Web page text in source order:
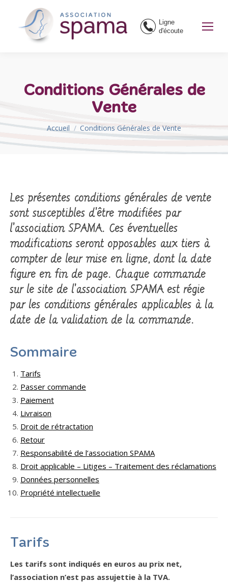
Ligne
d'écoute
Conditions Générales de
Vente
Vous êtes ici :
Accueil Conditions Générales de Vente
Les présentes conditions générales de vente
sont susceptibles d’être modifiées par
l’association SPAMA. Ces éventuelles
modifications seront opposables aux tiers à
compter de leur mise en ligne, dont la date
figure en fin de page. Chaque commande
sur le site de l’association SPAMA est régie
par les conditions générales applicables à la
date de la validation de la commande.
Sommaire
Tarifs
Passer commande
Paiement
Livraison
Droit de rétractation
Retour
Responsabilité de l’association SPAMA
Droit applicable – Litiges – Traitement des réclamations
Données personnelles
Propriété intellectuelle
Tarifs
Les tarifs sont indiqués en euros au prix net,
l’association n’est pas assujettie à la TVA.